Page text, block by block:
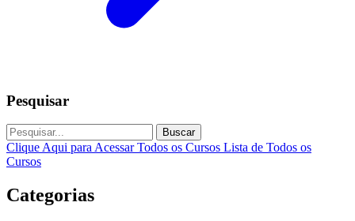
Pesquisar
Buscar
Clique Aqui para Acessar Todos os Cursos Lista de Todos os
Cursos
Categorias